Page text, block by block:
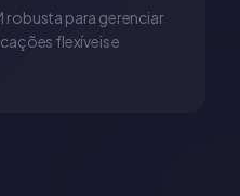
robusta para gerenciar
flexíveis e